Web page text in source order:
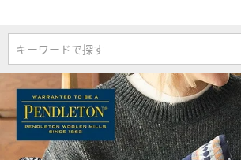
キーワードで探す